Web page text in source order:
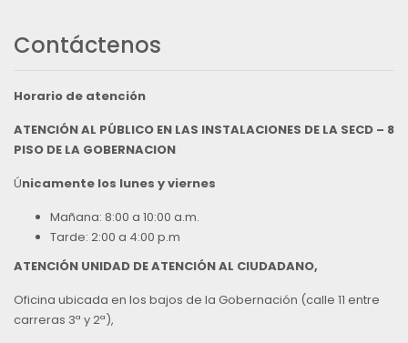
Contáctenos
Horario de atención
ATENCIÓN AL PÚBLICO EN LAS INSTALACIONES DE LA SECD – 8
PISO DE LA GOBERNACION
Únicamente los lunes y viernes
Mañana: 8:00 a 10:00 a.m.
Tarde: 2:00 a 4:00 p.m
ATENCIÓN UNIDAD DE ATENCIÓN AL CIUDADANO,
Oficina ubicada en los bajos de la Gobernación (calle 11 entre
carreras 3ª y 2ª),